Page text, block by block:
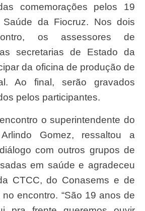
comemorações pelos 19
da Fiocruz. Nos dois
os assessores de
secretarias de Estado da
da oficina de produção de
Ao final, serão gravados
pelos participantes.
Gomez, ressaltou a
com outros grupos de
em saúde e agradeceu
CTCC, do Conasems e de
encontro. “São 19 anos de